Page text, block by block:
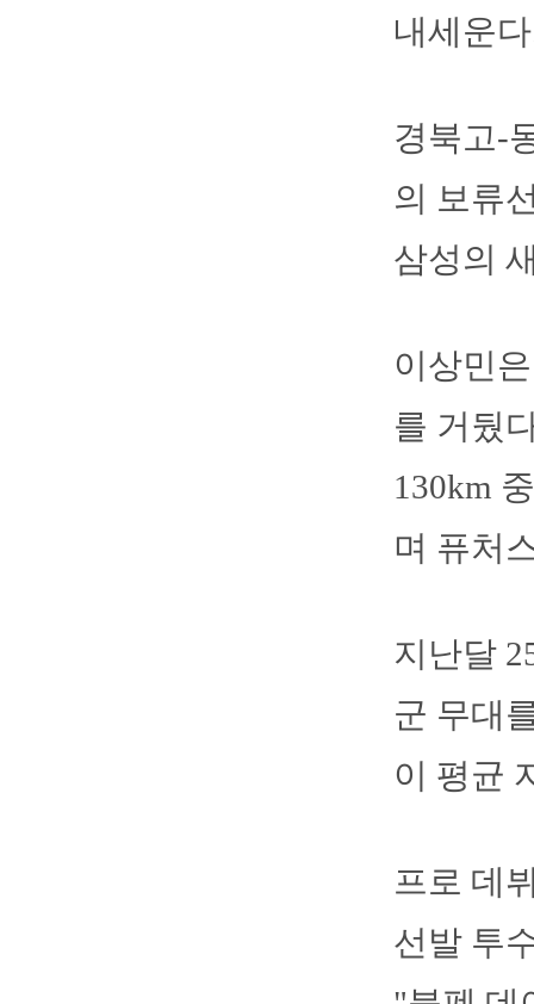
내세운
경북고-
의 보류
삼성의
이상민
를 거뒀
130km
며 퓨처
지난달
군 무대
이 평균
프로 데
선발 투